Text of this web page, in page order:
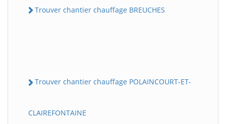
Trouver chantier chauffage BREUCHES
Trouver chantier chauffage POLAINCOURT-ET-
CLAIREFONTAINE